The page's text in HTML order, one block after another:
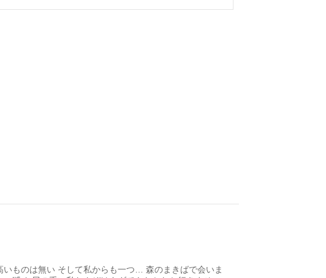
いものは無い そして私からも一つ… 森のまきばで会いま